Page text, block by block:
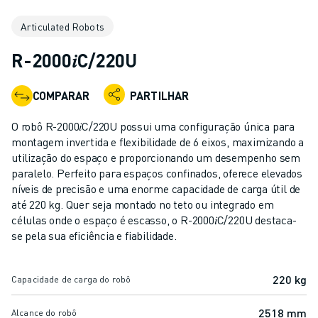
ROBÔS COLABORATIVOS
CONTROLADORES DE ROBÔ
ACESSÓRIOS PARA ROBÔS
SOFTWARE PARA ROBÔS
SOFTWARE DE SIMULAÇÃO
PRODUTOS DE ROBÓTICA EDUCACIONAL
AUTOMAÇÃO DE ROBÔS
ROBÔS DE SOLDADURA POR ARCO
ROBÔS ARTICULADOS
SÉRIE ARC MATE
SÉRIE M-710
ROBÔS PARA SECTOR ALIMENTAR E SALAS LIMPAS
Articulated Robots
R-2000𝑖C/220U
COMPARAR PARTILHAR
O robô R-2000𝑖C/220U possui uma configuração única para
montagem invertida e flexibilidade de 6 eixos, maximizando a
utilização do espaço e proporcionando um desempenho sem
paralelo. Perfeito para espaços confinados, oferece elevados
níveis de precisão e uma enorme capacidade de carga útil de
até 220 kg. Quer seja montado no teto ou integrado em
células onde o espaço é escasso, o R-2000𝑖C/220U destaca-
se pela sua eficiência e fiabilidade.
Capacidade de carga do robô 220 kg
Alcance do robô 2518 mm